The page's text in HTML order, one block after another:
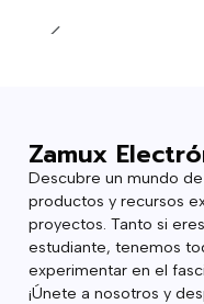
Zamux
Descubre un mundo
productos y recursos
proyectos. Tanto si
estudiante, tenemos
experimentar en el
¡Únete a nosotros y